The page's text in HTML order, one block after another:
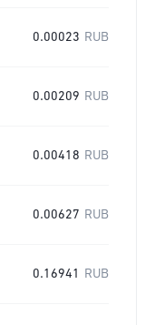
0.00023 RUB
0.00209 RUB
0.00418 RUB
0.00627 RUB
0.16941 RUB